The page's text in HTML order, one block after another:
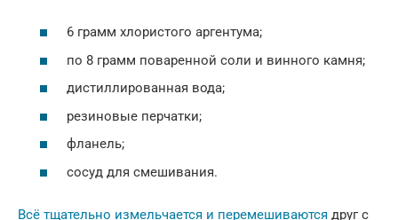
6 грамм хлористого аргентума;
по 8 грамм поваренной соли и винного камня;
дистиллированная вода;
резиновые перчатки;
фланель;
сосуд для смешивания.
Всё тщательно измельчается и перемешиваются друг с